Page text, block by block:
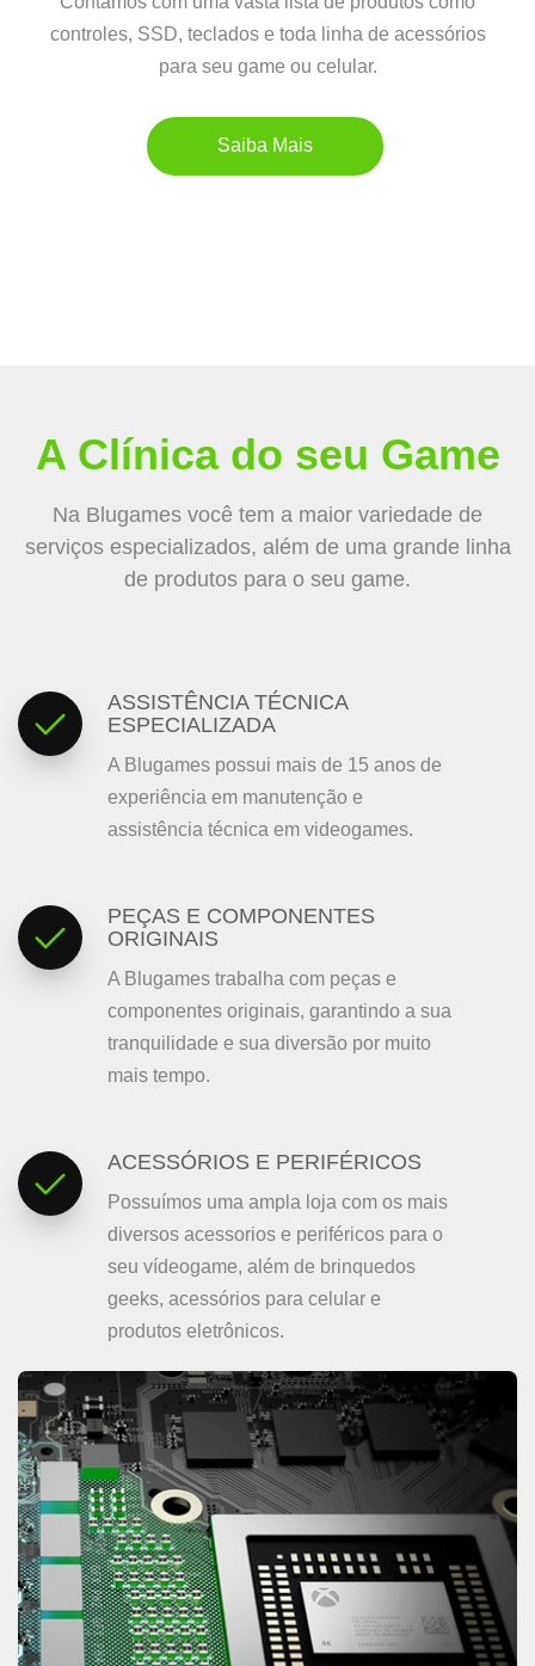
controles, SSD, teclados e toda linha de acessórios
para seu game ou celular.
Saiba Mais
A Clínica do seu Game
Na Blugames você tem a maior variedade de
serviços especializados, além de uma grande linha
de produtos para o seu game.
ASSISTÊNCIA TÉCNICA
ESPECIALIZADA
A Blugames possui mais de 15 anos de
experiência em manutenção e
assistência técnica em videogames.
PEÇAS E COMPONENTES
ORIGINAIS
A Blugames trabalha com peças e
componentes originais, garantindo a sua
tranquilidade e sua diversão por muito
mais tempo.
ACESSÓRIOS E PERIFÉRICOS
Possuímos uma ampla loja com os mais
diversos acessorios e periféricos para o
seu vídeogame, além de brinquedos
geeks, acessórios para celular e
produtos eletrônicos.